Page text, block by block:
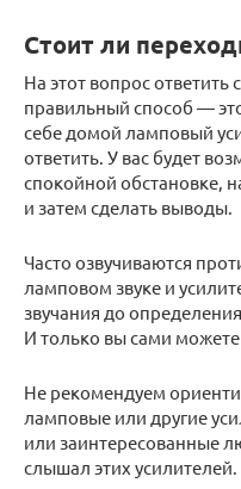
Стоит ли
На этот вопрос
правильный способ —
себе домой ламповый
ответить. У вас будет
спокойной обстановке,
и затем сделать выводы.
Часто озвучиваются
ламповом звуке и
звучания до
И только вы сами можете
Не рекомендуем
ламповые или другие
или заинтересованные
слышал этих усилителей.